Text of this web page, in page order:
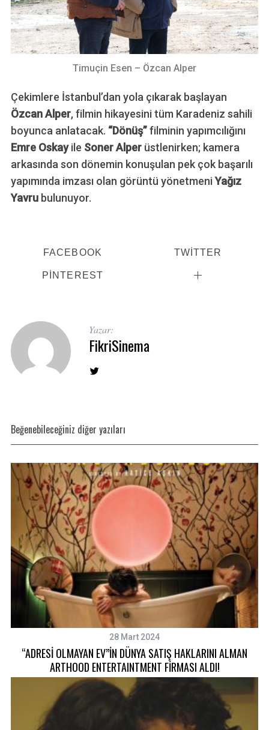
Timuçin Esen – Özcan Alper
Çekimlere İstanbul’dan yola çıkarak başlayan
Özcan Alper, filmin hikayesini tüm Karadeniz sahili
boyunca anlatacak. “Dönüş”filminin yapımcılığını
Emre Oskayile Soner Alperüstlenirken; kamera
arkasında son dönemin konuşulan pek çok başarılı
yapımında imzası olan görüntü yönetmeniYağız
Yavrubulunuyor.
FACEBOOK TWITTER
PINTEREST
Yazar:
FikriSinema
Beğenebileceğiniz diğer yazıları
28 Mart 2024
“ADRESİ OLMAYAN EV”İN DÜNYA SATIŞ HAKLARINI ALMAN
ARTHOOD ENTERTAINTMENT FİRMASI ALDI!